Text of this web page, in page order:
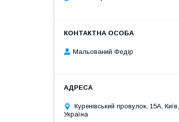
Мальований Федір
Куренівський провулок, 15А, Київ,
Україна